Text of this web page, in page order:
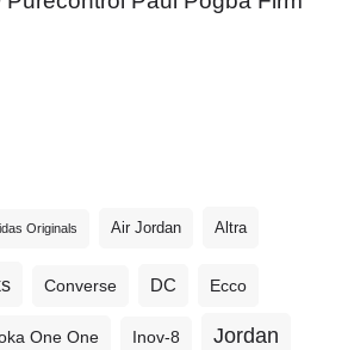
Originals Air Jordan Altra
Converse DC Ecco
One One Inov-8 Jordan